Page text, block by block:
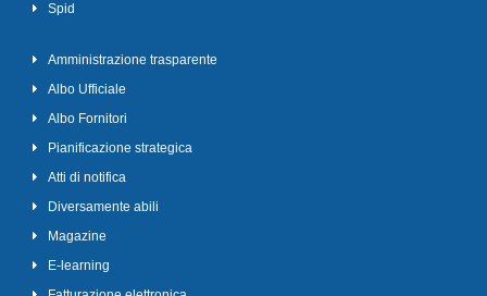
Spid
Amministrazione trasparente
Albo Ufficiale
Albo Fornitori
Pianificazione strategica
Atti di notifica
Diversamente abili
Magazine
E-learning